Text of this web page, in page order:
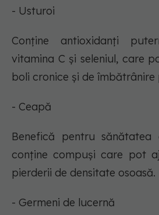
- Usturoi
Conține antioxidanți
vitamina C și seleniul, care
boli cronice și de
- Ceapă
Benefică pentru sănătatea
conține compuși care pot
pierderii de densitate osoasă.
- Germeni de lucernă